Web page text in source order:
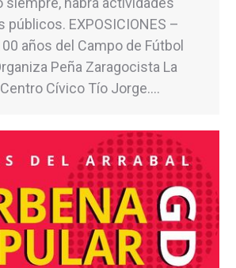
públicos. EXPOSICIONES –
años del Campo de Fútbol
Peña Zaragocista La
Cívico Tío Jorge.…